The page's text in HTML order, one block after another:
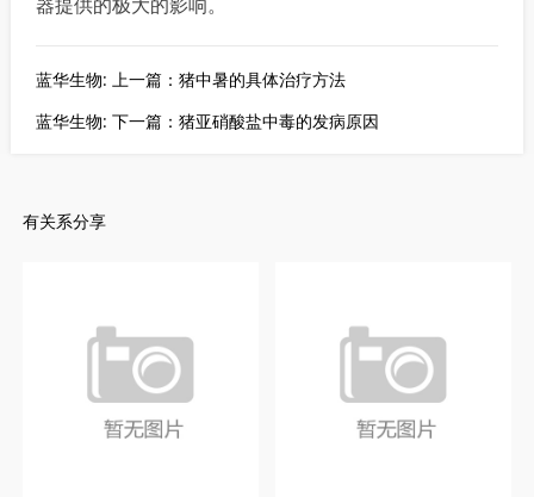
蓝华生物: 上一篇：猪中暑的具体治疗方法
蓝华生物: 下一篇：猪亚硝酸盐中毒的发病原因
有关系分享